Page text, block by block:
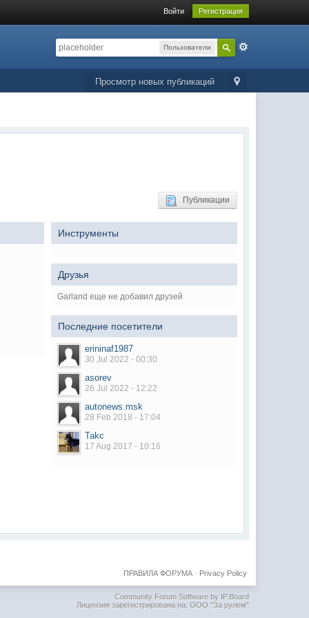
Войти Регистрация
Пользователи
Просмотр новых публикаций
Публикации
Инструменты
Друзья
Garland еще не добавил друзей
Последние посетители
erininaf1987
30 Jul 2022 - 00:30
asorev
26 Jul 2022 - 12:22
autonews.msk
28 Feb 2018 - 17:04
Takc
17 Aug 2017 - 10:16
Privacy Policy
ПРАВИЛА ФОРУМА·
Community Forum Software by IP.Board
Лицензия зарегистрирована на: ООО "За рулем"